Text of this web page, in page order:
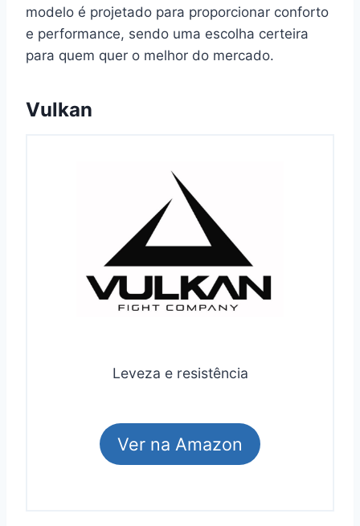
modelo é projetado para proporcionar conforto
e performance, sendo uma escolha certeira
para quem quer o melhor do mercado.
Vulkan
Leveza e resistência
Ver na Amazon